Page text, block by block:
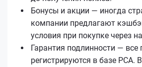
Бонусы и акции — иногда
компании предлагают
условия при покупке через
Гарантия подлинности — все
регистрируются в базе РСА.